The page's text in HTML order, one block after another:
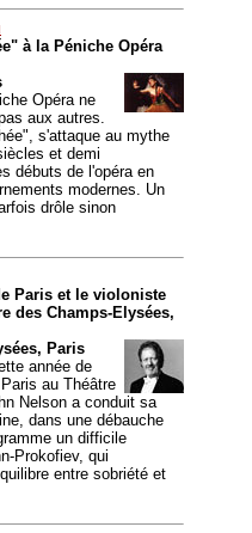
à la Péniche Opéra
Opéra ne
aux autres.
s'attaque au mythe
et demi
débuts de l'opéra en
modernes. Un
drôle sinon
Paris et le violoniste
des Champs-Elysées,
Paris
année de
au Théâtre
Nelson a conduit sa
dans une débauche
un difficile
Prokofiev, qui
entre sobriété et